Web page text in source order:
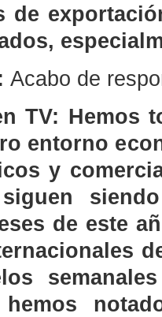
de
Acabo de
TV: Hemos
entorno
y
de este
hemos